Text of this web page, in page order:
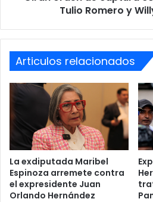
agregó la parlamentaria del
Tulio Romero y
Articulos relacionados
La exdiputada Maribel
Espinoza arremete contra
el expresidente Juan
Orlando Hernández